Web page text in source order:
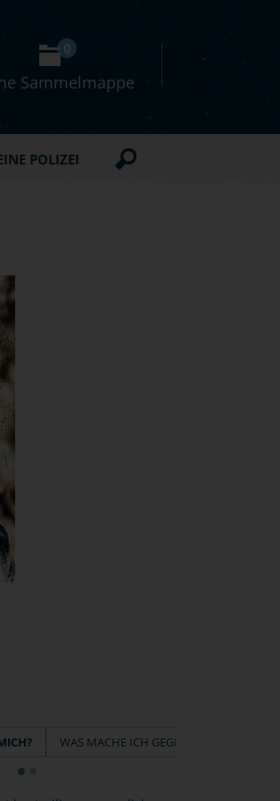
Sammelmappe
0
POLIZEI
WAS MACHE ICH GEGEN FOTOS IM NETZ?